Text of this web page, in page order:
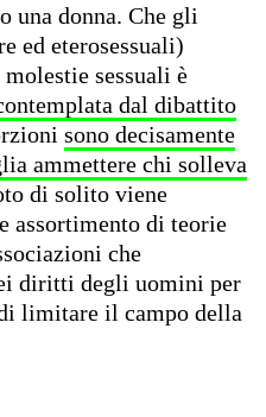
una donna. Che gli
ed eterosessuali)
sessuali è
dal dibattito
sono decisamente
ammettere chi solleva
di solito viene
assortimento di teorie
che
diritti degli uomini per
limitare il campo della